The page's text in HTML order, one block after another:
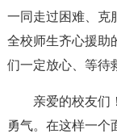
一同走过困难、克
全校师生齐心援助
们一定放心、等待
亲爱的校友们
勇气。在这样一个